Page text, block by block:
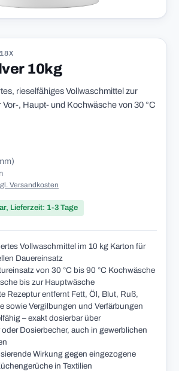
10kg
rieselfähiges Vollwaschmittel zur
, Haupt- und Kochwäsche von 30 °C
Versandkosten
Lieferzeit: 1-3 Tage
Vollwaschmittel im 10 kg Karton für
Dauereinsatz
von 30 °C bis 90 °C Kochwäsche
bis zur Hauptwäsche
Rezeptur entfernt Fett, Öl, Blut, Ruß,
sowie Vergilbungen und Verfärbungen
– exakt dosierbar über
Dosierbecher, auch in gewerblichen
Wirkung gegen eingezogene
in Textilien